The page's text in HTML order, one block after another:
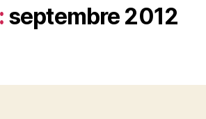
septembre 2012